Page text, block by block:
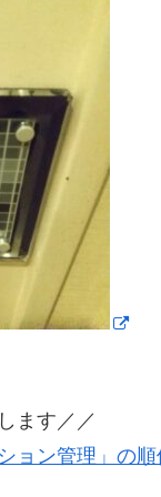
ます／／
ョン管理」の順